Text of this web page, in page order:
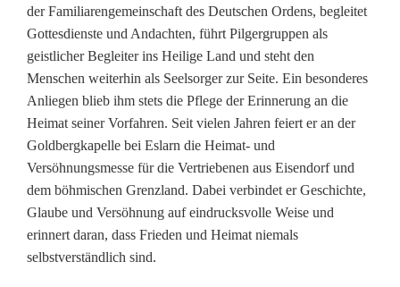
der Familiarengemeinschaft des Deutschen Ordens, begleitet
Gottesdienste und Andachten, führt Pilgergruppen als
geistlicher Begleiter ins Heilige Land und steht den
Menschen weiterhin als Seelsorger zur Seite. Ein besonderes
Anliegen blieb ihm stets die Pflege der Erinnerung an die
Heimat seiner Vorfahren. Seit vielen Jahren feiert er an der
Goldbergkapelle bei Eslarn die Heimat- und
Versöhnungsmesse für die Vertriebenen aus Eisendorf und
dem böhmischen Grenzland. Dabei verbindet er Geschichte,
Glaube und Versöhnung auf eindrucksvolle Weise und
erinnert daran, dass Frieden und Heimat niemals
selbstverständlich sind.